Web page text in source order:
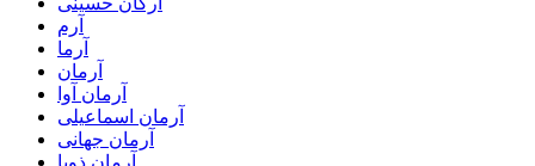
آرم
آرما
آرمان
آرمان آوا
آرمان اسماعیلی
آرمان جهانی
آرمان ذویا